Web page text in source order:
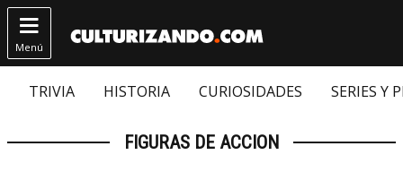

Menú
TRIVIA HISTORIA CURIOSIDADES SERIES Y
FIGURAS DE ACCION